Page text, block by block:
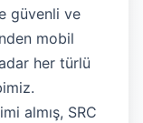
güvenli ve
mobil
her türlü
almış, SRC